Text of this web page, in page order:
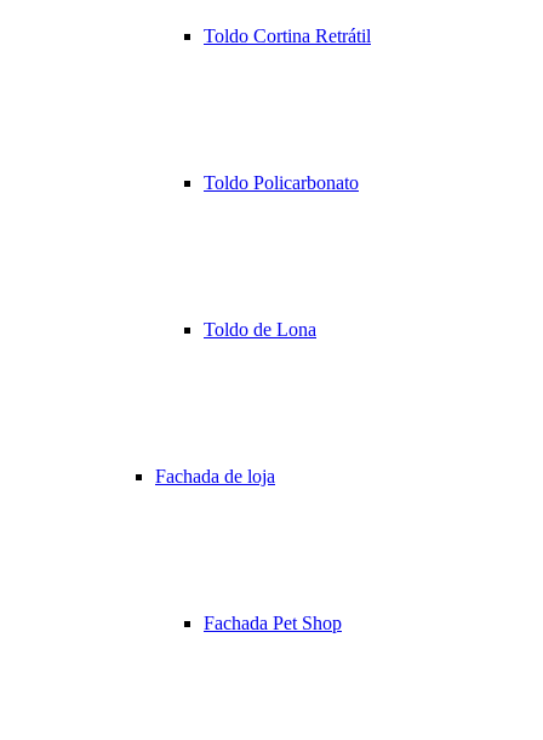
Toldo Cortina Retrátil
Toldo Policarbonato
Toldo de Lona
Fachada de loja
Fachada Pet Shop